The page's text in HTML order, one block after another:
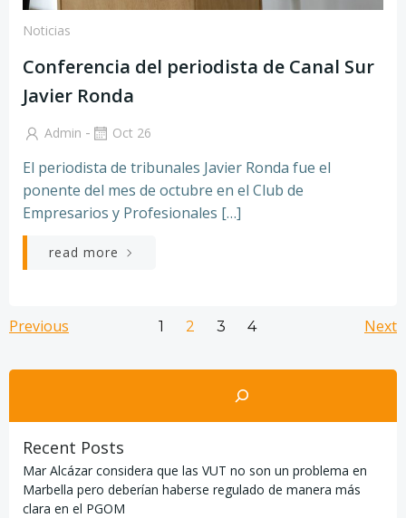
Noticias
Conferencia del periodista de Canal Sur
Javier Ronda
Admin - Oct 26
El periodista de tribunales Javier Ronda fue el
ponente del mes de octubre en el Club de
Empresarios y Profesionales […]
read more
Navegación
por
las
entradas
Previous
Navegación
por
las
entradas
Página
1 Página
2 Página
3 Página
4 Next
Buscar
Recent Posts
Mar Alcázar considera que las VUT no son un problema en
Marbella pero deberían haberse regulado de manera más
clara en el PGOM